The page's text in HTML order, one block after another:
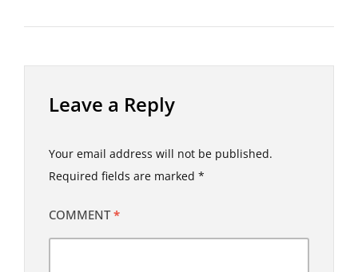
Leave a Reply
Your email address will not be published.
Required fields are marked *
COMMENT*